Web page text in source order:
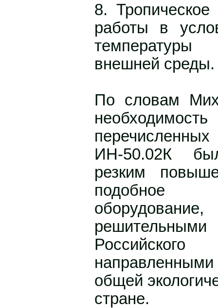
8.
работы в
внешней среды.
По словам
ИН-50.02К
резким
подобное
Российского
общей
стране.